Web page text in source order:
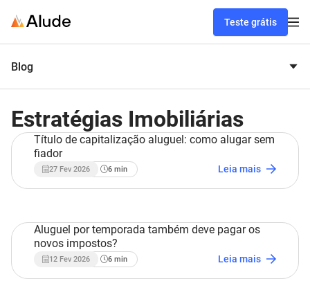
Teste grátis
Blog
Estratégias Imobiliárias
Título de capitalização aluguel: como alugar sem
fiador
27 Fev 2026 6min Leia mais
Aluguel por temporada também deve pagar os
novos impostos?
12 Fev 2026 6min Leia mais